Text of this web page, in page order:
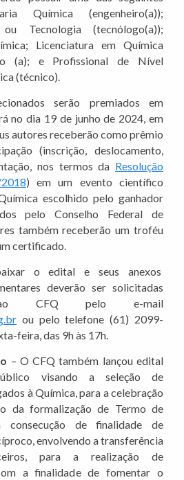
Química (engenheiro(a));
Tecnologia (tecnólogo(a));
Licenciatura em Química
(a); e Profissional de Nível
(técnico).
serão premiados em
no dia 19 de junho de 2024, em
autores receberão como prêmio
(inscrição, deslocamento,
nos termos da Resolução
) em um evento científico
escolhido pelo ganhador
pelo Conselho Federal de
também receberão um troféu
certificado.
o edital e seus anexos
deverão ser solicitadas
ao CFQ pelo e-mail
ou pelo telefone (61) 2099-
feira, das 9h às 17h.
– O CFQ também lançou edital
visando a seleção de
à Química, para a celebração
da formalização de Termo de
consecução de finalidade de
envolvendo a transferência
para a realização de
a finalidade de fomentar o